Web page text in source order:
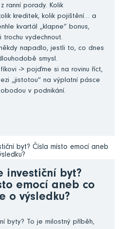
ranní porady. Kolik
kreditek, kolik pojištění… a
kvartál „klapne“ bonus,
trochu vydechnout.
napadlo, jestli to, co dnes
smysl.
-> pojďme si na rovinu říct,
„jistotou“ na výplatní pásce
v podnikání.
investiční byt?
emocí aneb co
o výsledku?
byty? To je milostný příběh,